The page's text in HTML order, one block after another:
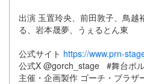
出演 玉置玲央、前田敦子、鳥越
る、岩本晟夢、うぇるとん東
公式サイト https://www.prn-
公式X @gorch_stage #舞台ポ
主催・企画製作 ゴーチ・ブラザ